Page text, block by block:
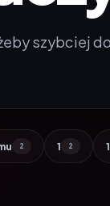
szybciej
2 1 2